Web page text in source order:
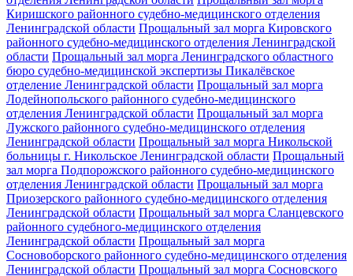
Киришского районного судебно-медицинского отделения
Ленинградской области Прощальный зал морга Кировского
районного судебно-медицинского отделения Ленинградской
области Прощальный зал морга Ленинградского областного
бюро судебно-медицинской экспертизы Пикалёвское
отделение Ленинградской области Прощальный зал морга
Лодейнопольского районного судебно-медицинского
отделения Ленинградской области Прощальный зал морга
Лужского районного судебно-медицинского отделения
Ленинградской области Прощальный зал морга Никольской
больницы г. Никольское Ленинградской области Прощальный
зал морга Подпорожского районного судебно-медицинского
отделения Ленинградской области Прощальный зал морга
Приозерского районного судебно-медицинского отделения
Ленинградской области Прощальный зал морга Сланцевского
районного судебного-медицинского отделения
Ленинградской области Прощальный зал морга
Сосновоборского районного судебно-медицинского отделения
Ленинградской области Прощальный зал морга Сосновского